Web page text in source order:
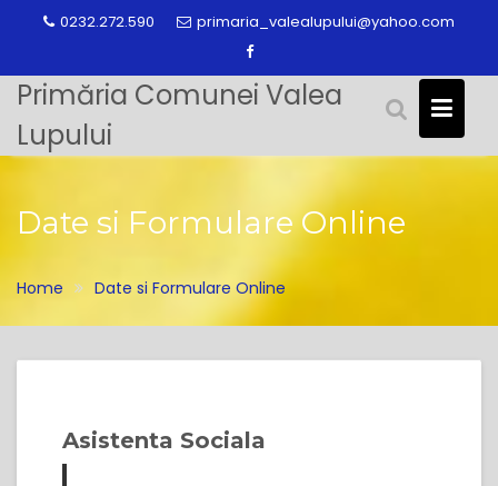
0232.272.590 primaria_valealupului@yahoo.com
Primăria Comunei Valea
Lupului
Date si Formulare Online
Home Date si Formulare Online
Asistenta Sociala